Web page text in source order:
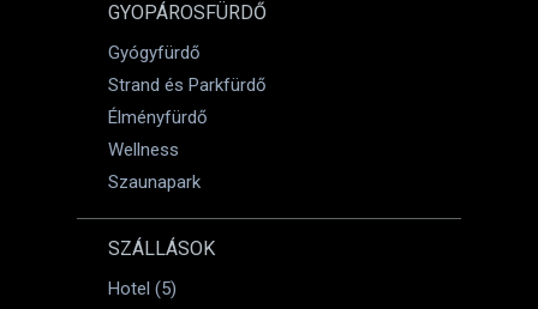
GYOPÁROSFÜRDŐ
Gyógyfürdő
Strand és Parkfürdő
Élményfürdő
Wellness
Szaunapark
SZÁLLÁSOK
Hotel (5)